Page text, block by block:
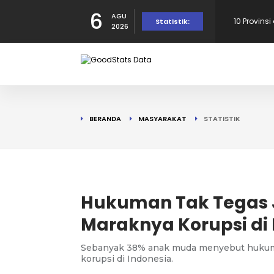
6
AGU
2026
Statistik: Provinsi
10
BERANDA MASYARAKAT STATISTIK
Hukuman Tak
Maraknya Korupsi di
Sebanyak 38% anak muda menyebut
korupsi di Indonesia.